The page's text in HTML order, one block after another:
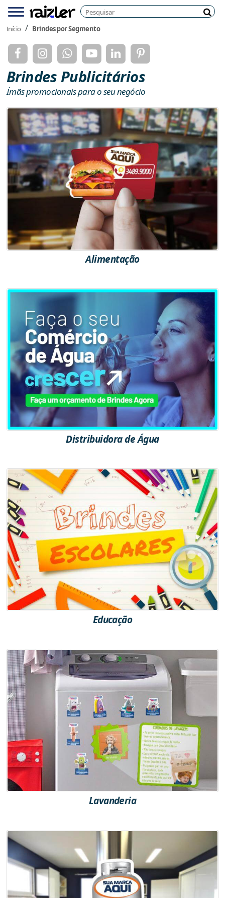
Menu Pesquisar
Início Brindes por Segmento
Brindes Publicitários
Ímãs promocionais para o seu negócio
Alimentação
Distribuidora de Água
Educação
Lavanderia